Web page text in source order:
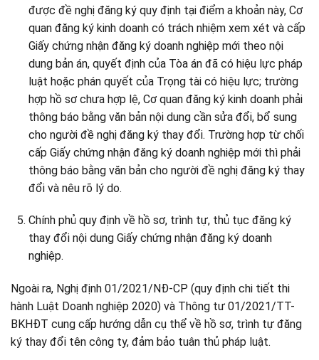
được đề nghị đăng ký quy định tại điểm a khoản này, Cơ
quan đăng ký kinh doanh có trách nhiệm xem xét và cấp
Giấy chứng nhận đăng ký doanh nghiệp mới theo nội
dung bản án, quyết định của Tòa án đã có hiệu lực pháp
luật hoặc phán quyết của Trọng tài có hiệu lực; trường
hợp hồ sơ chưa hợp lệ, Cơ quan đăng ký kinh doanh phải
thông báo bằng văn bản nội dung cần sửa đổi, bổ sung
cho người đề nghị đăng ký thay đổi. Trường hợp từ chối
cấp Giấy chứng nhận đăng ký doanh nghiệp mới thì phải
thông báo bằng văn bản cho người đề nghị đăng ký thay
đổi và nêu rõ lý do.
Chính phủ quy định về hồ sơ, trình tự, thủ tục đăng ký
thay đổi nội dung Giấy chứng nhận đăng ký doanh
nghiệp.
Ngoài ra, Nghị định 01/2021/NĐ-CP (quy định chi tiết thi
hành Luật Doanh nghiệp 2020) và Thông tư 01/2021/TT-
BKHĐT cung cấp hướng dẫn cụ thể về hồ sơ, trình tự đăng
ký thay đổi tên công ty, đảm bảo tuân thủ pháp luật.